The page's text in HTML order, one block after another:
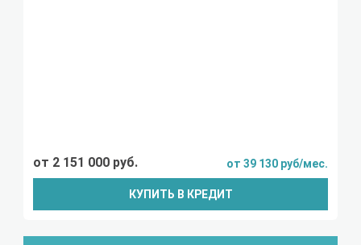
от 2 151 000 руб. от 39 130 руб/мес.
КУПИТЬ В КРЕДИТ